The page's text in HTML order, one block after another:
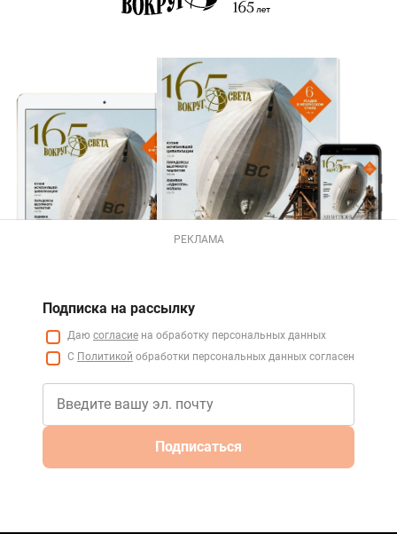
РЕКЛАМА
Подписка на рассылку
Даю согласие на обработку персональных данных
С Политикой обработки персональных данных согласен
Подписаться